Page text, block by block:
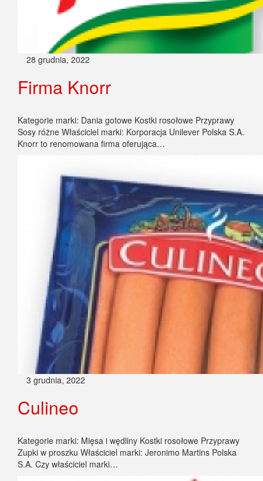
28 grudnia, 2022
Firma Knorr
Kategorie marki: Dania gotowe Kostki rosołowe Przyprawy
Sosy różne Właściciel marki: Korporacja Unilever Polska S.A.
Knorr to renomowana firma oferująca…
3 grudnia, 2022
Culineo
Kategorie marki: Mięsa i wędliny Kostki rosołowe Przyprawy
Zupki w proszku Właściciel marki: Jeronimo Martins Polska
S.A. Czy właściciel marki…